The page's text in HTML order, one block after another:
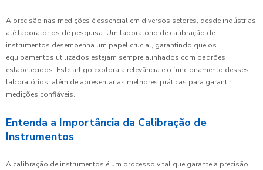
A precisão nas medições é essencial em diversos setores, desde indústrias
até laboratórios de pesquisa. Um laboratório de calibração de
instrumentos desempenha um papel crucial, garantindo que os
equipamentos utilizados estejam sempre alinhados com padrões
estabelecidos. Este artigo explora a relevância e o funcionamento desses
laboratórios, além de apresentar as melhores práticas para garantir
medições confiáveis.
Entenda a Importância da Calibração de
Instrumentos
A calibração de instrumentos é um processo vital que garante a precisão